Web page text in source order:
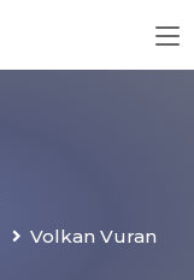
Volkan Vuran